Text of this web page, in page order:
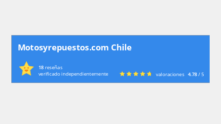
Motosyrepuestos.com Chile
18reseñas
verificado independientemente valoraciones 4.78/ 5